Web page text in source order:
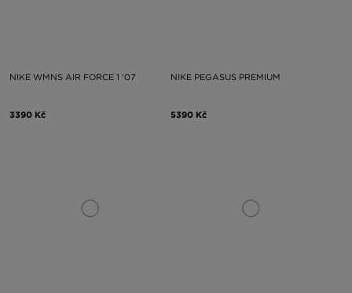
NIKE WMNS AIR FORCE 1 '07
3390 Kč
NIKE PEGASUS PREMIUM
5390 Kč